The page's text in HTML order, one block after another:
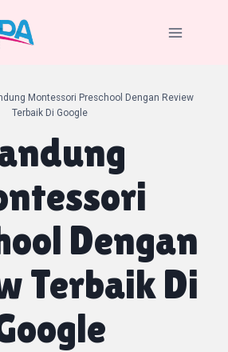
Montessori Preschool Dengan Review
Terbaik Di Google
Dengan
Terbaik Di